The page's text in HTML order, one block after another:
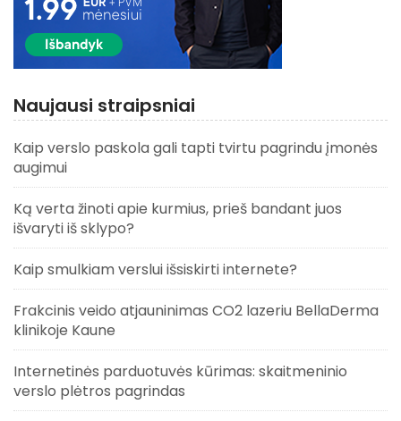
Naujausi straipsniai
Kaip verslo paskola gali tapti tvirtu pagrindu įmonės
augimui
Ką verta žinoti apie kurmius, prieš bandant juos
išvaryti iš sklypo?
Kaip smulkiam verslui išsiskirti internete?
Frakcinis veido atjauninimas CO2 lazeriu BellaDerma
klinikoje Kaune
Internetinės parduotuvės kūrimas: skaitmeninio
verslo plėtros pagrindas